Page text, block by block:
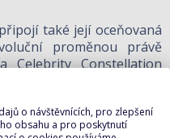
také její oceňovaná
proměnou právě
Celebrity Constellation
přírůstkem do
Terst a vůbec první
zahrnující přenocování
o návštěvnících, pro zlepšení
obsahu a pro poskytnutí